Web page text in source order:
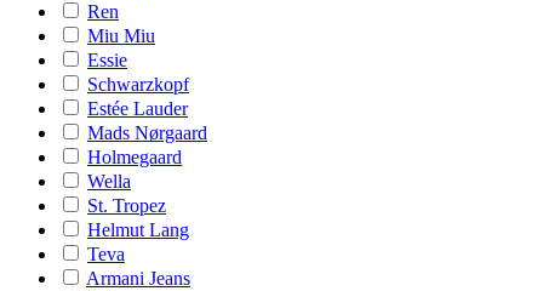
Ren
Miu Miu
Essie
Schwarzkopf
Estée Lauder
Mads Nørgaard
Holmegaard
Wella
St. Tropez
Helmut Lang
Teva
Armani Jeans